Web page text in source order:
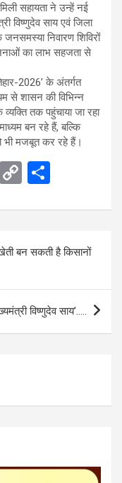
सहायता ने उन्हें नई
विष्णुदेव साय एवं जिला
निवारण शिविरों
का लाभ सहजता से
2026’ के अंतर्गत
से शासन की विभिन्न
तक पहुंचाया जा रहा
बन रहे हैं, बल्कि
भी मजबूत कर रहे हैं।
G
C
py
n
k
ar
e
बन सकती है किसानों
विष्णुदेव साय’…..